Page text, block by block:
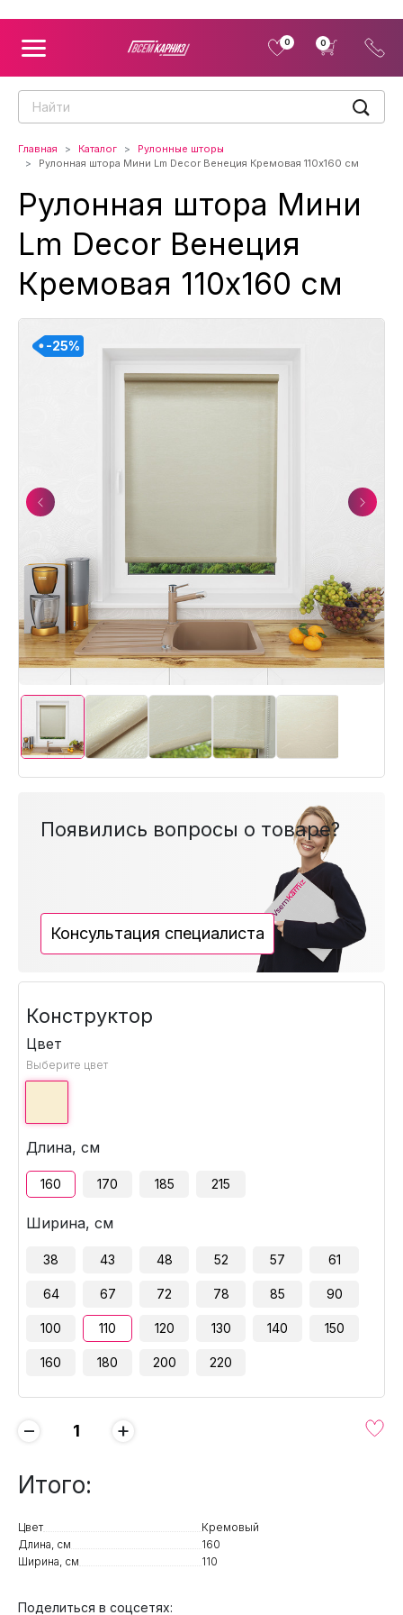
0 0
Главная Каталог
Рулонные шторы
Рулонная штора Мини Lm Decor Венеция Кремовая 110x160 см
Рулонная штора Мини
Lm Decor Венеция
Кремовая 110x160 см
Previous
-25%
-25%
-25%
-25%
-25%
-25%
-25%
-25%
-25%
-25%
-25%
Next
Появились вопросы о товаре?
Консультация специалиста
Конструктор
Цвет
Выберите цвет
Длина, см
160 170 185 215
Ширина, см
38 43 48 52 57 61
64 67 72 78 85 90
100 110 120 130 140 150
160 180 200 220
− +
Итого:
Цвет
Кремовый
Длина, см
160
Ширина, см
110
Поделиться в соцсетях: